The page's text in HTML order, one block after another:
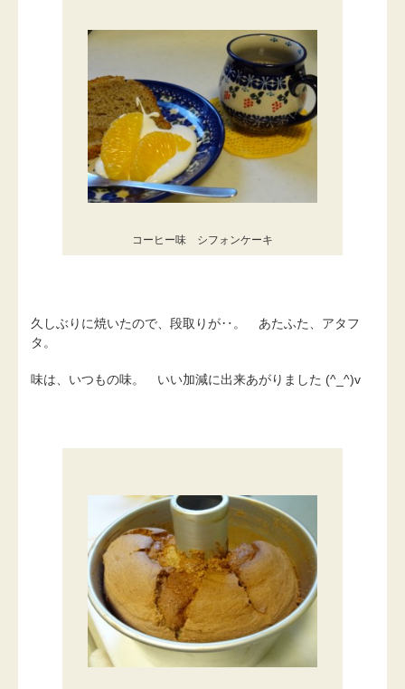
コーヒー味 シフォンケーキ
久しぶりに焼いたので、段取りが‥。 あたふた、アタフ
タ。
味は、いつもの味。 いい加減に出来あがりました (^_^)v